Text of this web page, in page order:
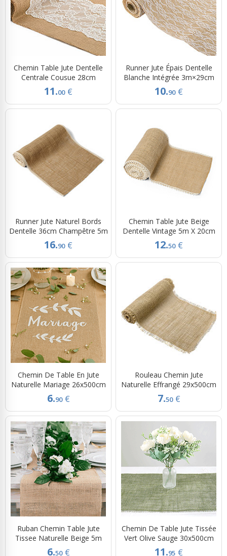
Chemin Table Jute Dentelle
Centrale Cousue 28cm
11.00 €
Runner Jute Épais Dentelle
Blanche Intégrée 3m×29cm
10.90 €
Runner Jute Naturel Bords
Dentelle 36cm Champêtre 5m
16.90 €
Chemin Table Jute Beige
Dentelle Vintage 5m X 20cm
12.50 €
Chemin De Table En Jute
Naturelle Mariage 26x500cm
6.90 €
Rouleau Chemin Jute
Naturelle Effrangé 29x500cm
7.50 €
Ruban Chemin Table Jute
Tissee Naturelle Beige 5m
6.50 €
Chemin De Table Jute Tissée
Vert Olive Sauge 30x500cm
11.95 €